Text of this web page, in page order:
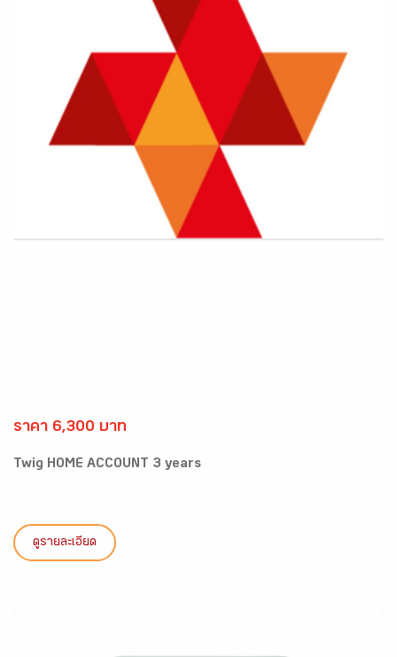
ราคา 6,300 บาท
Twig HOME ACCOUNT 3 years
ดูรายละเอียด